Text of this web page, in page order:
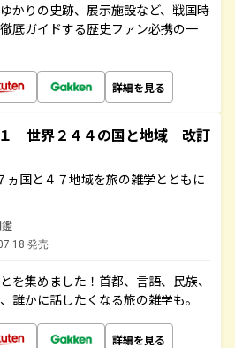
かりの史跡、展示施設など、戦国時
底ガイドする歴史ファン必携の一
詳細を見る
世界２４４の国と地域 改訂
ヵ国と４７地域を旅の雑学とともに
発売
を集めました！首都、言語、民族、
誰かに話したくなる旅の雑学も。
詳細を見る